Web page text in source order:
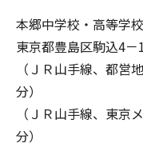
本郷中学校・高等学校
東京都豊島区駒込4－
（ＪＲ山手線、都
分）
（ＪＲ山手線、東
分）